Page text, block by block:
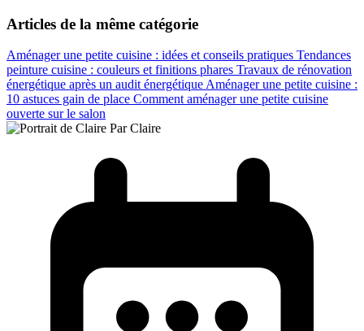
Articles de la même catégorie
Aménager une petite cuisine : idées et conseils pratiques Tendances
peinture cuisine : couleurs et finitions phares Travaux de rénovation
énergétique après un audit énergétique Aménager une petite cuisine :
10 astuces gain de place Comment aménager une petite cuisine
ouverte sur le salon
Par Claire